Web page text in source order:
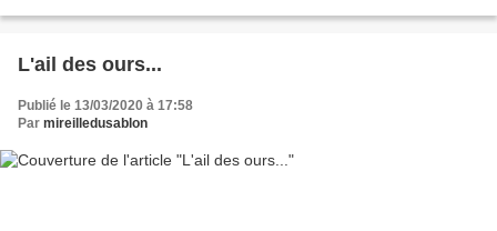
L'ail des ours...
Publié le 13/03/2020 à 17:58
Par mireilledusablon